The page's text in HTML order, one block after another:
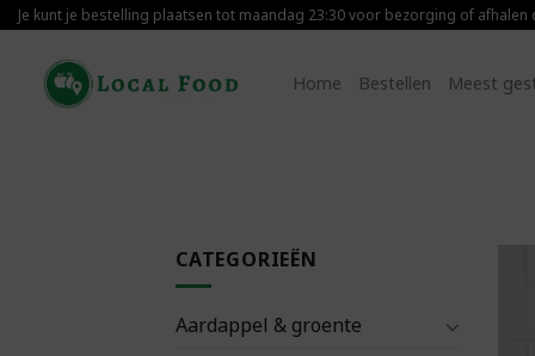
Skip
content
Je kunt je bestelling plaatsen tot maandag 23:30 voor bezorging of
Home Bestellen Meest
CATEGORIEËN
Aardappel & groente